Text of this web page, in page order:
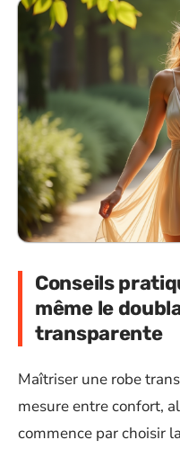
Conseils
même le
transparente
Maîtriser une robe
mesure entre confort,
commence par choisir